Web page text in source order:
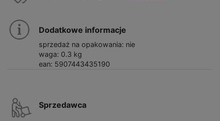
Dodatkowe informacje
sprzedaż na opakowania: nie
waga: 0.3 kg
ean: 5907443435190
Sprzedawca